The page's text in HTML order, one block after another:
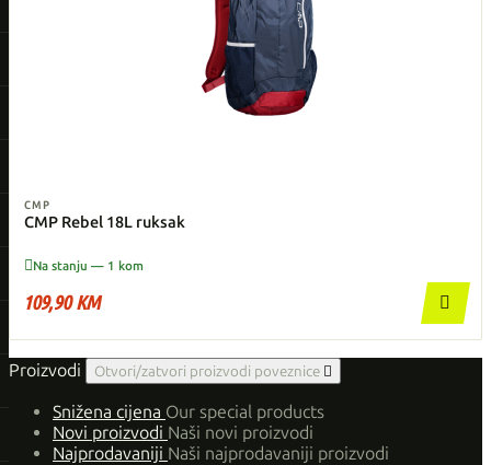
CMP
CMP Rebel 18L ruksak
Na stanju — 1 kom
109,90 KM 
Proizvodi Otvori/zatvori proizvodi poveznice 
Snižena cijena Our special products
Novi proizvodi Naši novi proizvodi
Najprodavaniji Naši najprodavaniji proizvodi